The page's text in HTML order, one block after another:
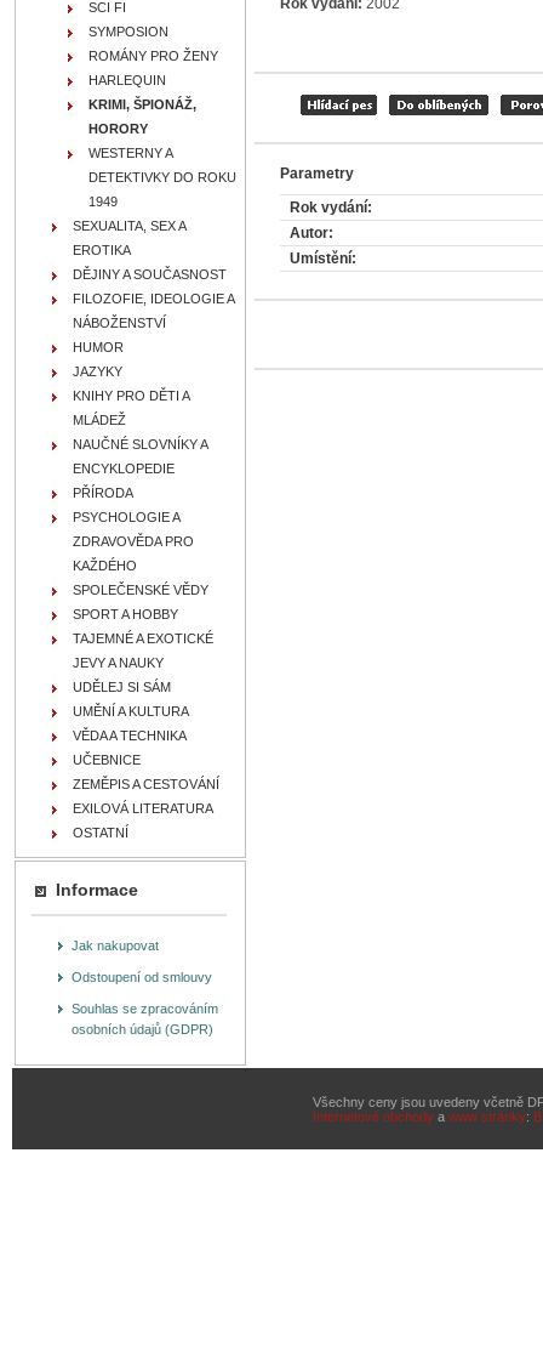
Rok vydání: 2002
Parametry
Rok vydání:
Autor:
Umístění:
SCI FI
SYMPOSION
ROMÁNY PRO ŽENY
HARLEQUIN
KRIMI, ŠPIONÁŽ,
HORORY
WESTERNY A
DETEKTIVKY DO ROKU
1949
SEXUALITA, SEX A
EROTIKA
DĚJINY A SOUČASNOST
FILOZOFIE, IDEOLOGIE A
NÁBOŽENSTVÍ
HUMOR
JAZYKY
KNIHY PRO DĚTI A
MLÁDEŽ
NAUČNÉ SLOVNÍKY A
ENCYKLOPEDIE
PŘÍRODA
PSYCHOLOGIE A
ZDRAVOVĚDA PRO
KAŽDÉHO
SPOLEČENSKÉ VĚDY
SPORT A HOBBY
TAJEMNÉ A EXOTICKÉ
JEVY A NAUKY
UDĚLEJ SI SÁM
UMĚNÍ A KULTURA
VĚDA A TECHNIKA
UČEBNICE
ZEMĚPIS A CESTOVÁNÍ
EXILOVÁ LITERATURA
OSTATNÍ
Informace
Jak nakupovat
Odstoupení od smlouvy
Souhlas se zpracováním
osobních údajů (GDPR)
Všechny ceny jsou uvedeny včetně
Internetové obchodya www stránky: